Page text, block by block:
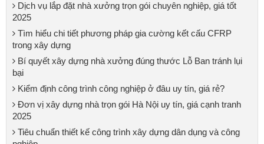
Dịch vụ lắp đặt nhà xưởng trọn gói chuyên nghiệp, giá tốt
2025
Tìm hiểu chi tiết phương pháp gia cường kết cấu CFRP
trong xây dựng
Bí quyết xây dựng nhà xưởng đúng thước Lỗ Ban tránh lụi
bại
Kiểm định công trình công nghiệp ở đâu uy tín, giá rẻ?
Đơn vị xây dựng nhà trọn gói Hà Nội uy tín, giá cạnh tranh
2025
Tiêu chuẩn thiết kế công trình xây dựng dân dụng và công